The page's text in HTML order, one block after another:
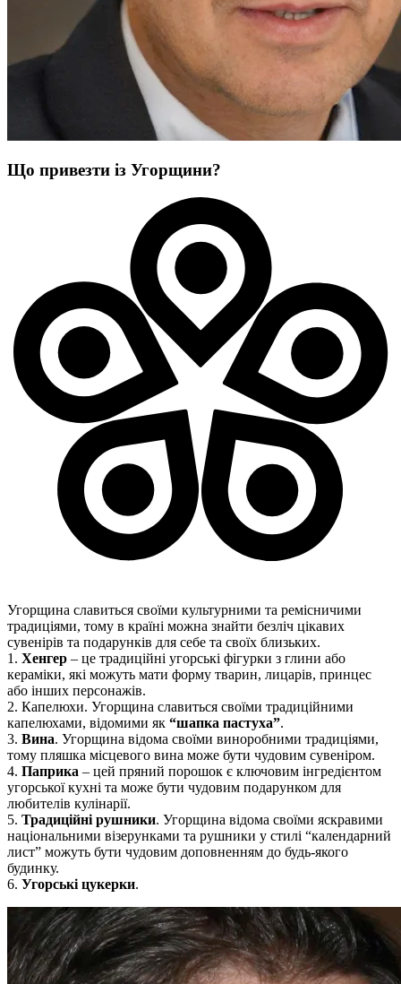
Що привезти із Угорщини?
Угорщина славиться своїми культурними та ремісничими
традиціями, тому в країні можна знайти безліч цікавих
сувенірів та подарунків для себе та своїх близьких.
1. Хенгер – це традиційні угорські фігурки з глини або
кераміки, які можуть мати форму тварин, лицарів, принцес
або інших персонажів.
2. Капелюхи. Угорщина славиться своїми традиційними
капелюхами, відомими як “шапка пастуха”.
3. Вина. Угорщина відома своїми виноробними традиціями,
тому пляшка місцевого вина може бути чудовим сувеніром.
4. Паприка – цей пряний порошок є ключовим інгредієнтом
угорської кухні та може бути чудовим подарунком для
любителів кулінарії.
5. Традиційні рушники. Угорщина відома своїми яскравими
національними візерунками та рушники у стилі “календарний
лист” можуть бути чудовим доповненням до будь-якого
будинку.
6. Угорські цукерки.